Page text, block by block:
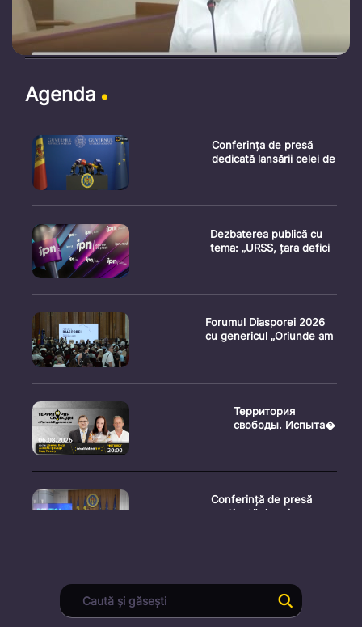
Agenda
Conferința de presă
dedicată lansării celei de
Dezbaterea publică cu
tema: „URSS, țara defici
Forumul Diasporei 2026
cu genericul „Oriunde am
Территория
свободы. Испыта�
Conferință de presă
susținută de prim-
Ședința Consiliului
Superior al Procurorilor
din